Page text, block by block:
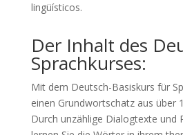
lingüísticos.
Der Inhalt des
Sprachkurses:
Mit dem Deutsch-Basiskurs für
einen Grundwortschatz aus über
Durch unzählige Dialogtexte und